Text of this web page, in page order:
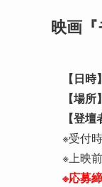
映画
【日
【場
【登
※受付
※上映
※応募